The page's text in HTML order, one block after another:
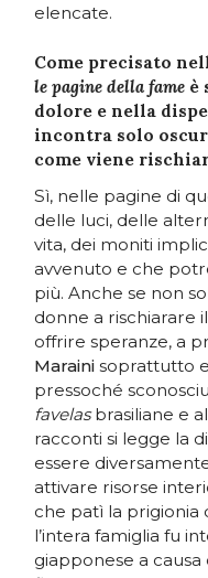
elencate.
Come precisato
le pagine della fame è
dolore e nella
incontra solo
come viene
Sì, nelle pagine di
delle luci, delle
vita, dei moniti
avvenuto e che
più. Anche se non
donne a rischiarare
offrire speranze, a
Maraini soprattutto e
pressoché
favelasbrasiliane e
racconti si legge la
essere
attivare risorse
che patì la prigionia
l’intera famiglia fu
giapponese a